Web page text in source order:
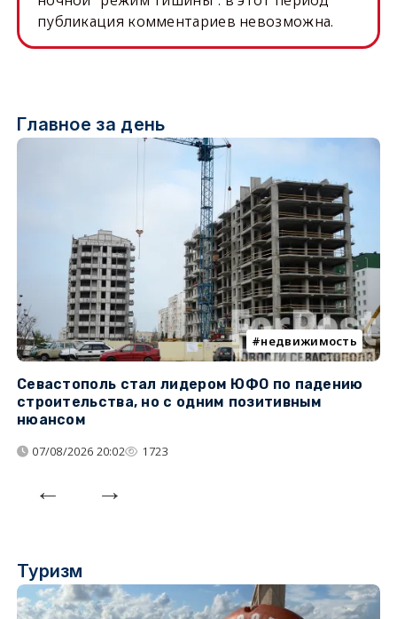
публикация комментариев невозможна.
Главное за день
недвижимость
Севастополь стал лидером ЮФО по падению
строительства, но с одним позитивным
нюансом
07/08/2026 20:02 1723
Туризм